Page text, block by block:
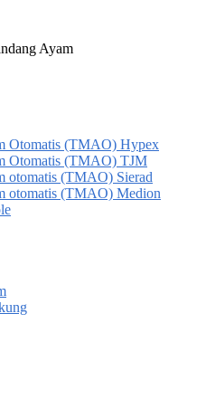
Ayam
Otomatis (TMAO) Hypex
Otomatis (TMAO) TJM
otomatis (TMAO) Sierad
otomatis (TMAO) Medion